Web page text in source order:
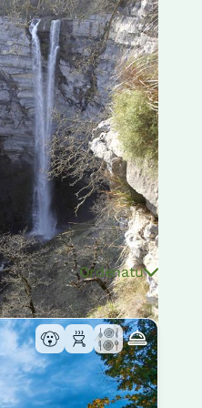
Ordenatu